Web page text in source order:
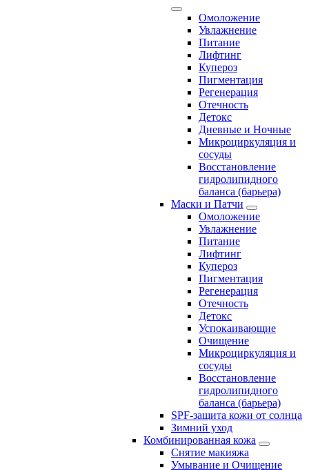
Омоложение
Увлажнение
Питание
Лифтинг
Купероз
Пигментация
Регенерация
Отечность
Детокс
Дневные и Ночные
Микроциркуляция и
сосуды
Восстановление
гидролипидного
баланса (барьера)
Маски и Патчи
Омоложение
Увлажнение
Питание
Лифтинг
Купероз
Пигментация
Регенерация
Отечность
Детокс
Успокаивающие
Очищение
Микроциркуляция и
сосуды
Восстановление
гидролипидного
баланса (барьера)
SPF-защита кожи от солнца
Зимний уход
Комбинированная кожа
Снятие макияжа
Умывание и Очищение